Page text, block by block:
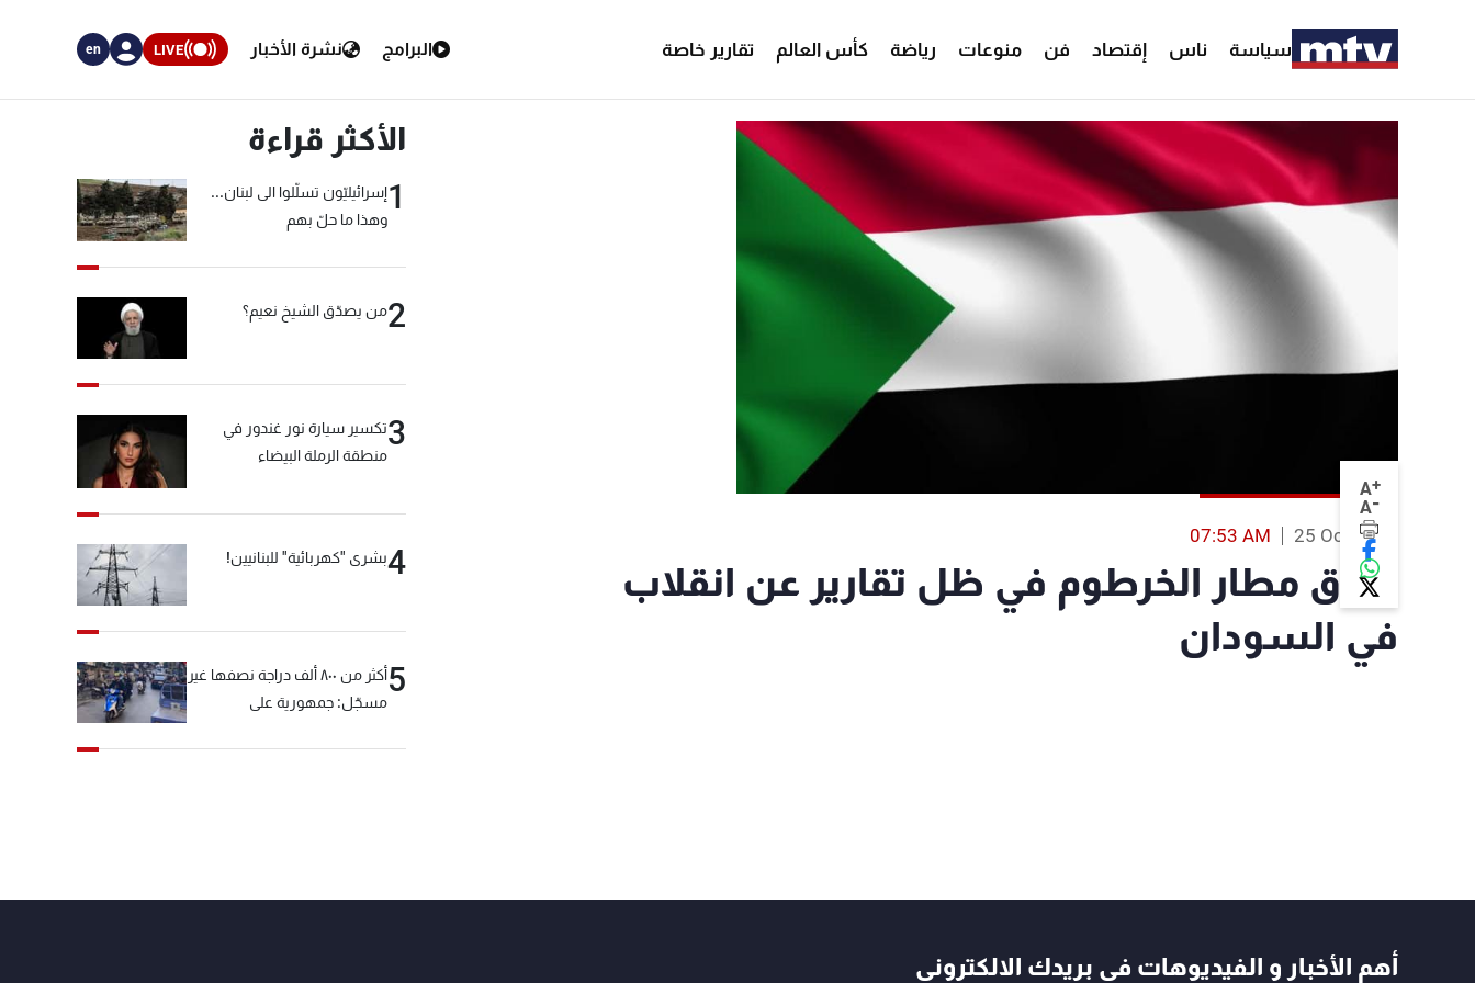
سياسة ناس إقتصاد فن منوعات رياضة كأس العالم تقارير خاصة البرامج نشرة الأخبار LIVE
en
A+
A-
25 Oct 2021
07:53 AM
إغلاق مطار الخرطوم في ظل تقارير عن انقلاب
في السودان
الأكثر قراءة
1إسرائيليّون تسلّلوا الى لبنان...
وهذا ما حلّ بهم
2من يصدّق الشيخ نعيم؟
3تكسير سيارة نور غندور في
منطقة الرملة البيضاء
4بشرى "كهربائية" للبنانيين!
5
أكثر من ٨٠٠ ألف دراجة نصفها غير
مسجّل: جمهورية على
أهم الأخبار و الفيديوهات في بريدك الالكتروني